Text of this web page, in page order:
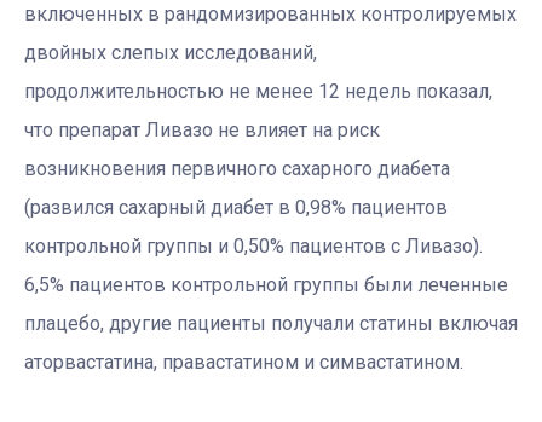
включенных в рандомизированных контролируемых
двойных слепых исследований,
продолжительностью не менее 12 недель показал,
что препарат Ливазо не влияет на риск
возникновения первичного сахарного диабета
(развился сахарный диабет в 0,98% пациентов
контрольной группы и 0,50% пациентов с Ливазо).
6,5% пациентов контрольной группы были леченные
плацебо, другие пациенты получали статины включая
аторвастатина, правастатином и симвастатином.